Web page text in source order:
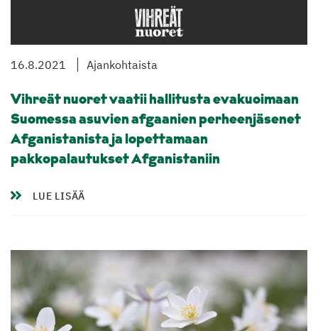
16.8.2021 Ajankohtaista
Vihreät nuoret vaatii hallitusta evakuoimaan
Suomessa asuvien afgaanien perheenjäsenet
Afganistanista ja lopettamaan
pakkopalautukset Afganistaniin
LUE LISÄÄ